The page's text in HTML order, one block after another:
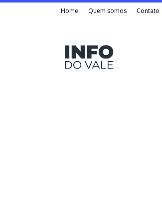
Home Quem somos Contato